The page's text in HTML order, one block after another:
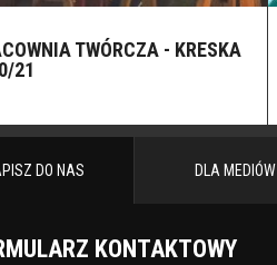
TWÓRCZA - KRESKA
21
DO NAS DLA MEDIÓW
KONTAKTOWY